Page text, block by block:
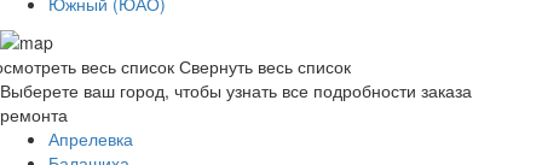
весь список Свернуть весь список
Выберете ваш город, чтобы узнать все подробности заказа
ремонта
Апрелевка